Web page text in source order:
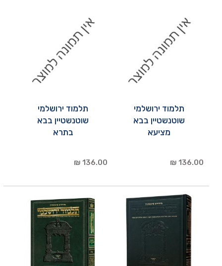
תלמוד ירושלמי
שוטנשטיין בבא
מציעא
136.00 ₪
תלמוד ירושלמי
שוטנשטיין בבא
בתרא
136.00 ₪